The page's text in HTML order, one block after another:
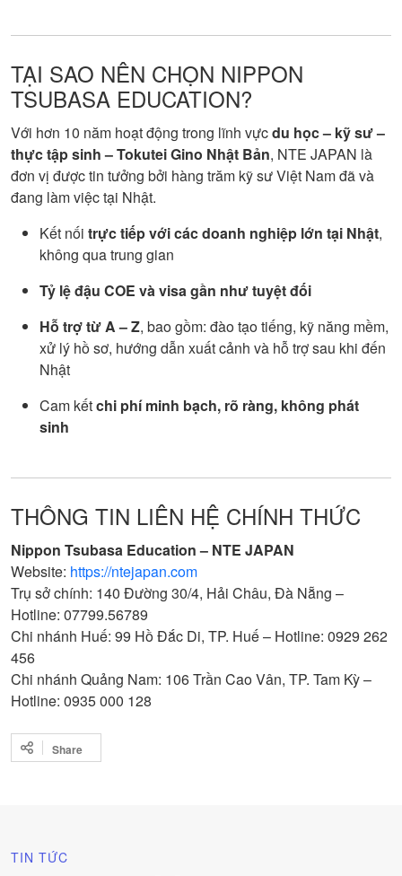
TẠI SAO NÊN CHỌN NIPPON
TSUBASA EDUCATION?
Với hơn 10 năm hoạt động trong lĩnh vựcdu học – kỹ sư –
thực tập sinh – Tokutei Gino Nhật Bản, NTE JAPAN là
đơn vị được tin tưởng bởi hàng trăm kỹ sư Việt Nam đã và
đang làm việc tại Nhật.
Kết nối trực tiếp với các doanh nghiệp lớn tại Nhật,
không qua trung gian
Tỷ lệ đậu COE và visa gần như tuyệt đối
Hỗ trợ từ A – Z, bao gồm: đào tạo tiếng, kỹ năng mềm,
xử lý hồ sơ, hướng dẫn xuất cảnh và hỗ trợ sau khi đến
Nhật
Cam kếtchi phí minh bạch, rõ ràng, không phát
sinh
THÔNG TIN LIÊN HỆ CHÍNH THỨC
Nippon Tsubasa Education – NTE JAPAN
Website: https://ntejapan.com
Trụ sở chính: 140 Đường 30/4, Hải Châu, Đà Nẵng –
Hotline: 07799.56789
Chi nhánh Huế: 99 Hồ Đắc Di, TP. Huế – Hotline: 0929 262
456
Chi nhánh Quảng Nam: 106 Trần Cao Vân, TP. Tam Kỳ –
Hotline: 0935 000 128
Share
TIN TỨC